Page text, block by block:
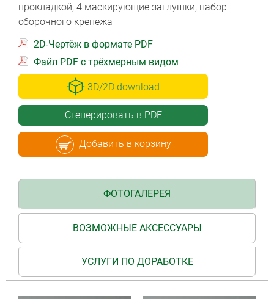
прокладкой, 4 маскирующие заглушки, набор
сборочного крепежа
2D-Чертёж в формате PDF
Файл PDF с трёхмерным видом
3D/2D download
Сгенерировать в PDF
Добавить в корзину
ФОТОГАЛЕРЕЯ
ВОЗМОЖНЫЕ АКСЕССУАРЫ
УСЛУГИ ПО ДОРАБОТКЕ